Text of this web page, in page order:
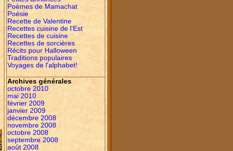
Poèmes de Mamachat
Poésie
Recette de Valentine
Recettes cuisine de l'Est
Recettes de cuisine
Recettes de sorcières
Récits pour Halloween
Traditions populaires
Voyages de l'alphabet!
Archives générales
octobre 2010
mai 2010
février 2009
janvier 2009
décembre 2008
novembre 2008
octobre 2008
septembre 2008
août 2008